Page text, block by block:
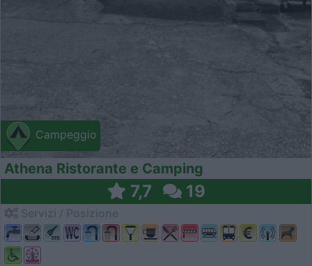
Campeggio
Athena Ristorante e Camping
7,7 19